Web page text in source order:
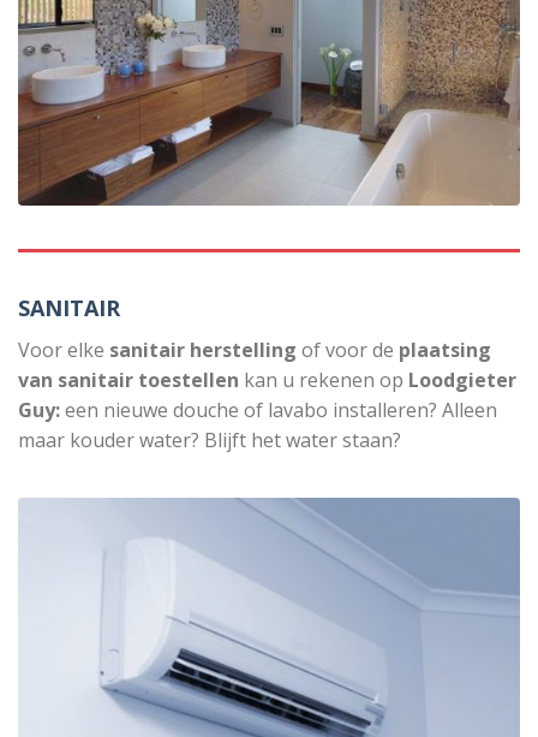
SANITAIR
Voor elke sanitair herstelling of voor de plaatsing
van sanitair toestellen kan u rekenen op Loodgieter
Guy:een nieuwe douche of lavabo installeren? Alleen
maar kouder water? Blijft het water staan?